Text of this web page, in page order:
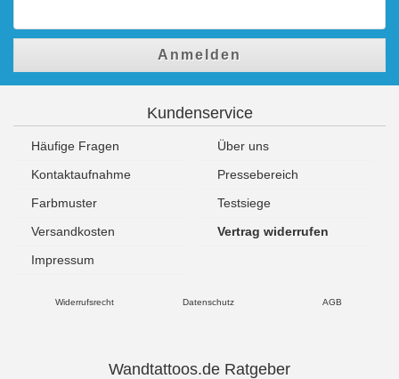
Anmelden
Kundenservice
Häufige Fragen
Über uns
Kontaktaufnahme
Pressebereich
Farbmuster
Testsiege
Versandkosten
Vertrag widerrufen
Impressum
Widerrufsrecht Datenschutz AGB
Wandtattoos.de Ratgeber